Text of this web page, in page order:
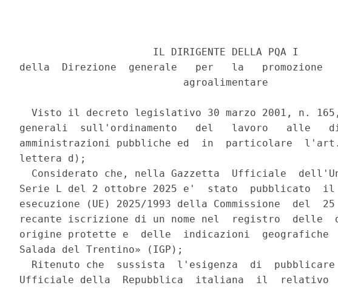
                      IL DIRIGENTE DELLA PQA I
della  Direzione  generale   per   la
                           agroalimentare
Visto il decreto legislativo 30 marzo 2001, n.
generali  sull'ordinamento   del   lavoro   alle
amministrazioni pubbliche ed  in  particolare  l'art.
lettera d);
Considerato che, nella Gazzetta  Ufficiale
Serie L del 2 ottobre 2025 e'  stato  pubblicato  il
esecuzione (UE) 2025/1993 della Commissione  del
recante iscrizione di un nome nel  registro  delle
origine protette e  delle  indicazioni  geografiche
Salada del Trentino» (IGP);
Ritenuto che  sussista  l'esigenza  di
Ufficiale della  Repubblica  italiana  il  relativo